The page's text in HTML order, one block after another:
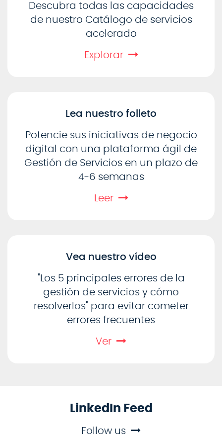
Descubra todas las capacidades
de nuestro Catálogo de servicios
acelerado
Explorar
Lea nuestro folleto
Potencie sus iniciativas de negocio
digital con una plataforma ágil de
Gestión de Servicios en un plazo de
4-6 semanas
Leer
Vea nuestro vídeo
"Los 5 principales errores de la
gestión de servicios y cómo
resolverlos" para evitar cometer
errores frecuentes
Ver
LinkedIn Feed
Follow us